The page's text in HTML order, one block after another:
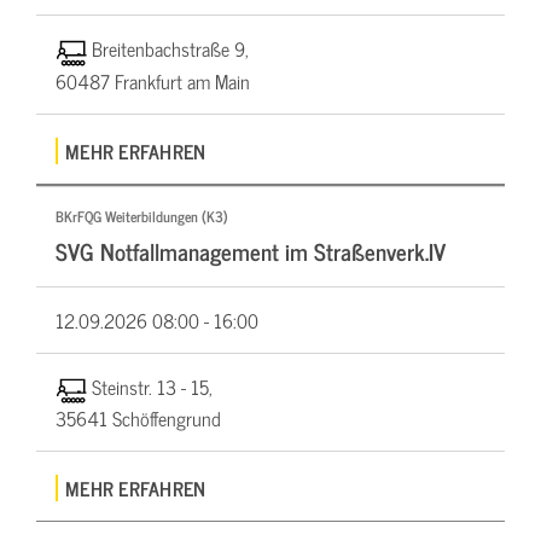
Breitenbachstraße 9,
60487 Frankfurt am Main
MEHR ERFAHREN
BKrFQG Weiterbildungen (K3)
SVG Notfallmanagement im Straßenverk.IV
12.09.202608:00 - 16:00
Steinstr. 13 - 15,
35641 Schöffengrund
MEHR ERFAHREN